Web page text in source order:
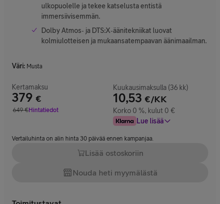
ulkopuolelle ja tekee katselusta entistä
immersiivisemmän.
Dolby Atmos‑ ja DTS:X‑äänitekniikat luovat
kolmiulotteisen ja mukaansatempaavan äänimaailman.
Väri: Musta
Kertamaksu
379 €
Hinta 379 €
649€
Vertailuhinta 649 €
Hintatiedot
Kuukausimaksulla (36 kk)
10,53 €/KK
Korko 0 %, kulut 0 €
Lue lisää
Vertailuhinta on alin hinta 30 päivää ennen kampanjaa.
Lisää ostoskoriin
Nouda heti myymälästä